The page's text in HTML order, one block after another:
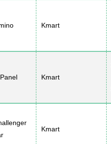
Kmart
Kmart
Kmart